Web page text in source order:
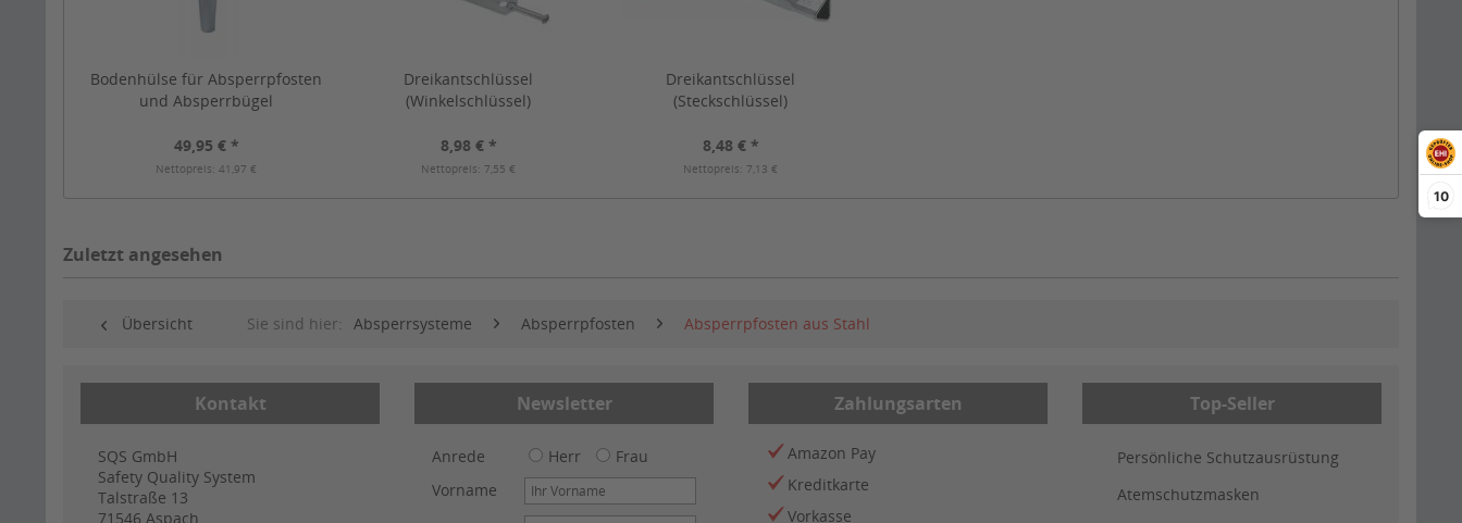
10
Bodenhülse für Absperrpfosten
und Absperrbügel
49,95 € *
Nettopreis: 41,97 €
Dreikantschlüssel
(Winkelschlüssel)
8,98 € *
Nettopreis: 7,55 €
Dreikantschlüssel
(Steckschlüssel)
8,48 € *
Nettopreis: 7,13 €
Zuletzt angesehen
Übersicht Sie sind hier: Absperrsysteme Absperrpfosten Absperrpfosten aus Stahl
Kontakt
SQS GmbH
Safety Quality System
Talstraße 13
71546 Aspach
Newsletter
Anrede Herr
Frau
Vorname
Zahlungsarten
Amazon Pay
Kreditkarte
Vorkasse
Top-Seller
Persönliche Schutzausrüstung
Atemschutzmasken